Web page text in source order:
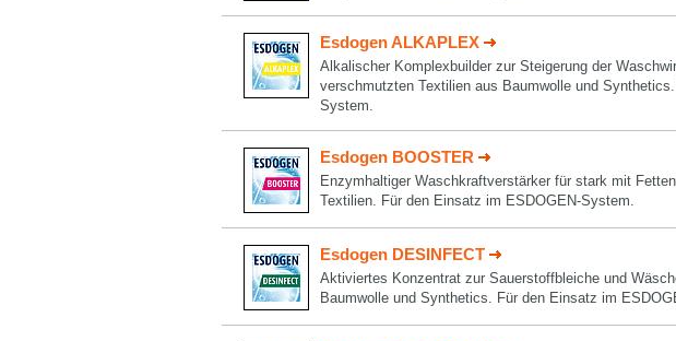
Esdogen ALKAPLEX
Alkalischer Komplexbuilder zur Steigerung der
verschmutzten Textilien aus Baumwolle und
System.
Esdogen BOOSTER
Enzymhaltiger Waschkraftverstärker für stark mit
Textilien. Für den Einsatz im ESDOGEN-System.
Esdogen DESINFECT
Aktiviertes Konzentrat zur Sauerstoffbleiche und
Baumwolle und Synthetics. Für den Einsatz im